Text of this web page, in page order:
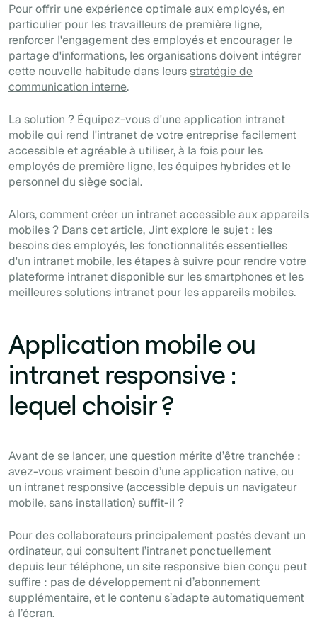
Pour offrir une expérience optimale aux employés, en
particulier pour les travailleurs de première ligne,
renforcer l'engagement des employés et encourager le
partage d'informations, les organisations doivent intégrer
cette nouvelle habitude dans leursstratégie de
communication interne.
La solution ? Équipez-vous d'une application intranet
mobile qui rend l'intranet de votre entreprise facilement
accessible et agréable à utiliser, à la fois pour les
employés de première ligne, les équipes hybrides et le
personnel du siège social.
Alors, comment créer un intranet accessible aux appareils
mobiles ? Dans cet article, Jint explore le sujet : les
besoins des employés, les fonctionnalités essentielles
d'un intranet mobile, les étapes à suivre pour rendre votre
plateforme intranet disponible sur les smartphones et les
meilleures solutions intranet pour les appareils mobiles.
Application mobile ou
intranet responsive :
lequel choisir ?
Avant de se lancer, une question mérite d’être tranchée :
avez-vous vraiment besoin d’une application native, ou
un intranet responsive (accessible depuis un navigateur
mobile, sans installation) suffit-il ?
Pour des collaborateurs principalement postés devant un
ordinateur, qui consultent l’intranet ponctuellement
depuis leur téléphone, un site responsive bien conçu peut
suffire : pas de développement ni d’abonnement
supplémentaire, et le contenu s’adapte automatiquement
à l’écran.